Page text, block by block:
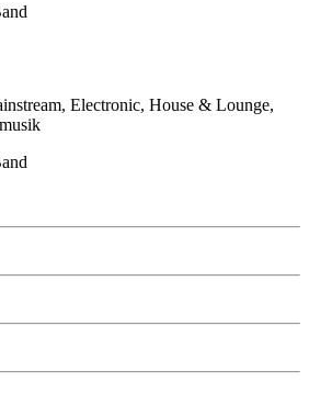
Electronic, House & Lounge,